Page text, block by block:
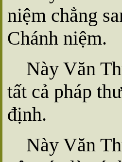
niệm chẳng
Chánh niệm.
Này Văn
tất cả pháp
định.
Này Văn